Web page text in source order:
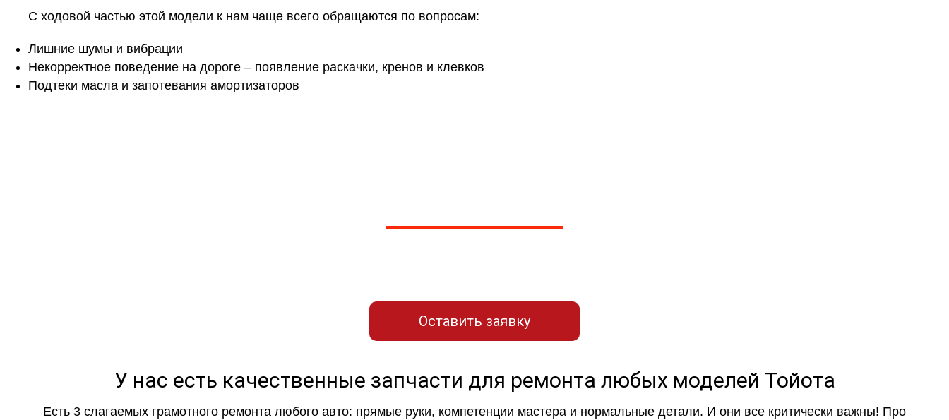
С ходовой частью этой модели к нам чаще всего обращаются по вопросам:
Лишние шумы и вибрации
Некорректное поведение на дороге – появление раскачки, кренов и клевков
Подтеки масла и запотевания амортизаторов
Оставить заявку
У нас есть качественные запчасти для ремонта любых моделей Тойота
Есть 3 слагаемых грамотного ремонта любого авто: прямые руки, компетенции мастера и нормальные детали. И они все критически важны! Про